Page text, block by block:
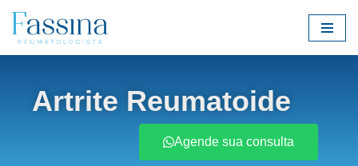
Pular
conteúdo
Artrite Reumatoide
Agende sua consulta